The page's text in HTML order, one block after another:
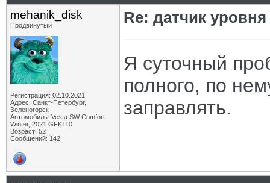
mehanik_disk
Продвинутый
Регистрация: 02.10.2021
Адрес: Санкт-Петербург,
Зеленогорск
Автомобиль: Vesta SW Comfort
Winter, 2021 GFK110
Возраст: 52
Сообщений: 142
Re: датчик
Я суточный
полного, по
заправлять.